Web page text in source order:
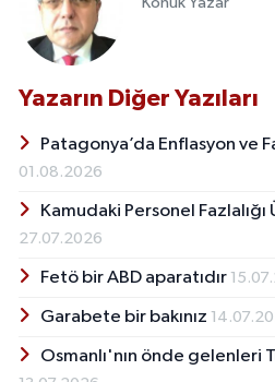
Yazarın Diğer Yazıları
Patagonya’da Enflasyon ve
01.08.2026
Kamudaki Personel Fazlalığı
27.07.2026
Fetö bir ABD aparatıdır
Garabete bir bakınız
Osmanlı'nın önde gelenleri
Spor
Ulusal